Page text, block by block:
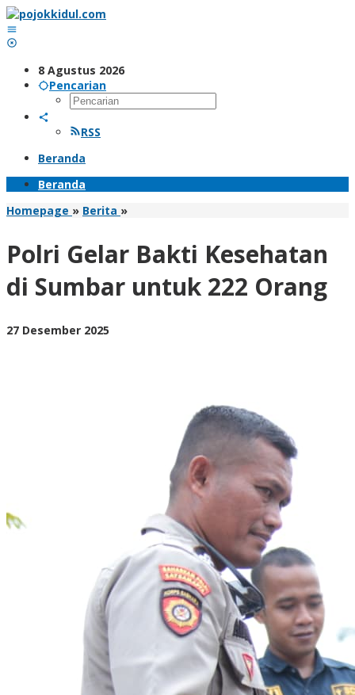
Lewati
ke
konten
8 Agustus 2026
Pencarian
RSS
Beranda
Beranda
Homepage » Berita »Polri
Kesehatan
Sumbar
untuk
Polri Gelar Bakti Kesehatan
di Sumbar untuk 222 Orang
27 Desember 2025